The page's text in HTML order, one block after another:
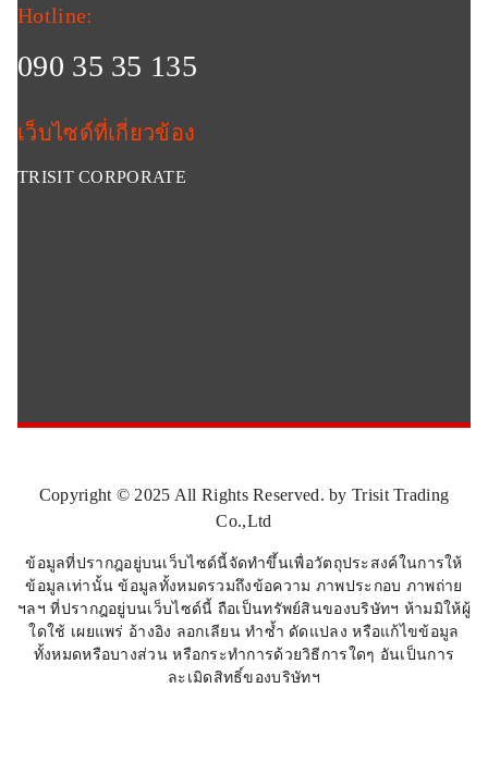
Hotline:
090 35 35 135
เว็บไซด์ที่เกี่ยวข้อง
TRISIT CORPORATE
Copyright © 2025 All Rights Reserved. by Trisit Trading
Co.,Ltd
ข้อมูลที่ปรากฎอยู่บนเว็บไซด์นี้จัดทำขึ้นเพื่อวัตถุประสงค์ในการให้
ข้อมูลเท่านั้น ข้อมูลทั้งหมดรวมถึงข้อความ ภาพประกอบ ภาพถ่าย
ฯลฯ ที่ปรากฎอยู่บนเว็บไซด์นี้ ถือเป็นทรัพย์สินของบริษัทฯ ห้ามมิให้ผู้
ใดใช้ เผยแพร่ อ้างอิง ลอกเลียน ทำซ้ำ ดัดแปลง หรือแก้ไขข้อมูล
ทั้งหมดหรือบางส่วน หรือกระทำการด้วยวิธีการใดๆ อันเป็นการ
ละเมิดสิทธิ์ของบริษัทฯ